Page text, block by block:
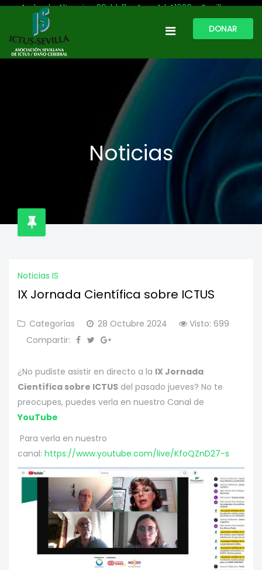
Avda. de Altamira, 29, bl. 11 – Acc. A | 41020 - Sevilla
954 513 999
ictussevilla@hotmail.com
DONAR
Noticias
Noticias IS
IX Jornada Científica sobre ICTUS
Categorías 28 Octubre 2024
Visto: 699
Compartir:
¿No pudiste asistir en directo a la IX Jornada
Científica sobre ICTUS del pasado jueves? No te
preocupes, puedes verla en nuestro Canal de
YouTube
Para verla en nuestro
canal: https://www.youtube.com/live/KfoQZnD27-s